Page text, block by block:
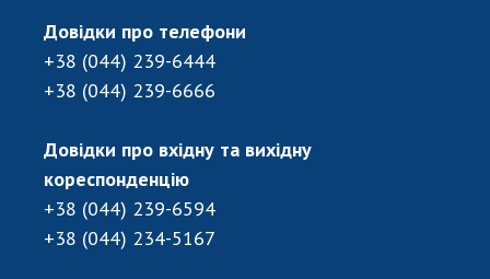
Сесії Загальних зборів НАН України
Річні звіти НАН України
Річні фінансові звіти НАН України
Охорона прав інтелектуальної власності та
трансфер технологій в наукових установах
Наукові об'єкти, що становлять національне
надбання
Довідки про телефони
+38 (044) 239-6444
+38 (044) 239-6666
Довідки про вхідну та вихідну
кореспонденцію
+38 (044) 239-6594
+38 (044) 234-5167